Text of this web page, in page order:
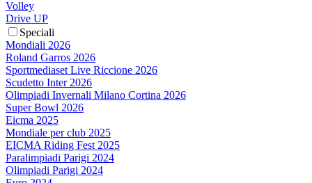
Volley
Drive UP
Speciali
Mondiali 2026
Roland Garros 2026
Sportmediaset Live Riccione 2026
Scudetto Inter 2026
Olimpiadi Invernali Milano Cortina 2026
Super Bowl 2026
Eicma 2025
Mondiale per club 2025
EICMA Riding Fest 2025
Paralimpiadi Parigi 2024
Olimpiadi Parigi 2024